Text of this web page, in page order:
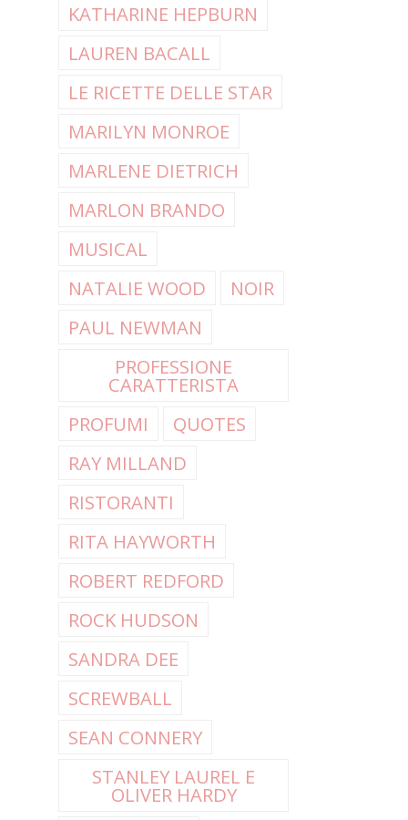
KATHARINE HEPBURN
LAUREN BACALL
LE RICETTE DELLE STAR
MARILYN MONROE
MARLENE DIETRICH
MARLON BRANDO
MUSICAL
NATALIE WOOD
NOIR
PAUL NEWMAN
PROFESSIONE
CARATTERISTA
PROFUMI
QUOTES
RAY MILLAND
RISTORANTI
RITA HAYWORTH
ROBERT REDFORD
ROCK HUDSON
SANDRA DEE
SCREWBALL
SEAN CONNERY
STANLEY LAUREL E
OLIVER HARDY